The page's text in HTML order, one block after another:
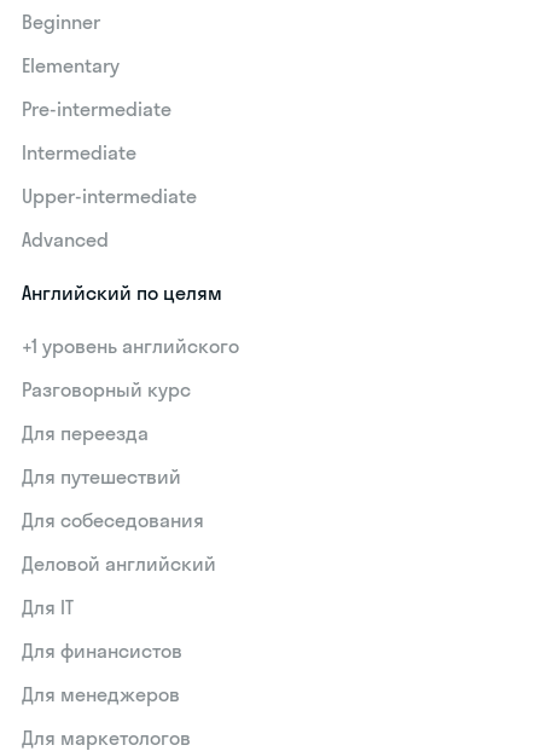
Beginner
Elementary
Pre-intermediate
Intermediate
Upper-intermediate
Advanced
Английский по целям
+1 уровень английского
Разговорный курс
Для переезда
Для путешествий
Для собеседования
Деловой английский
Для IT
Для финансистов
Для менеджеров
Для маркетологов